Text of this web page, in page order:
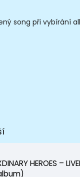
song při vybírání
HEROES –